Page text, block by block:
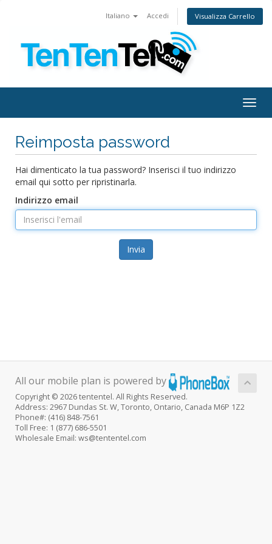
Italiano Accedi Visualizza Carrello
Reimposta password
Hai dimenticato la tua password? Inserisci il tuo indirizzo
email qui sotto per ripristinarla.
Indirizzo email
Invia
All our mobile plan is powered by
Copyright © 2026 tententel. All Rights Reserved.
Address: 2967 Dundas St. W, Toronto, Ontario, Canada M6P 1Z2
Phone#: (416) 848-7561
Toll Free: 1 (877) 686-5501
Wholesale Email: ws@tententel.com